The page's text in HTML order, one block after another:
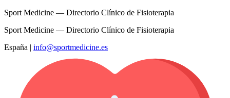
Sport Medicine — Directorio Clínico de Fisioterapia
Sport Medicine — Directorio Clínico de Fisioterapia
España | info@sportmedicine.es